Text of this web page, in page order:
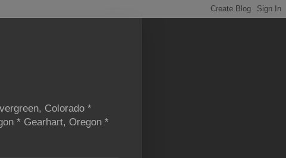
Colorado *
* Gearhart, Oregon *